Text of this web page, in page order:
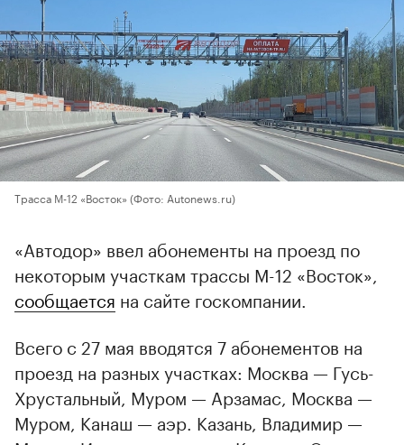
Трасса М-12 «Восток» (Фото: Autonews.ru)
«Автодор» ввел абонементы на проезд по
некоторым участкам трассы М-12 «Восток»,
сообщается на сайте госкомпании.
Всего с 27 мая вводятся 7 абонементов на
проезд на разных участках: Москва — Гусь-
Хрустальный, Муром — Арзамас, Москва —
Муром, Канаш — аэр. Казань, Владимир —